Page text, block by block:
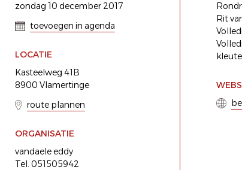
zondag 10 december 2017
toevoegen in agenda
LOCATIE
Kasteelweg 41B
8900 Vlamertinge
route plannen
ORGANISATIE
vandaele eddy
Tel. 051505942
Rit